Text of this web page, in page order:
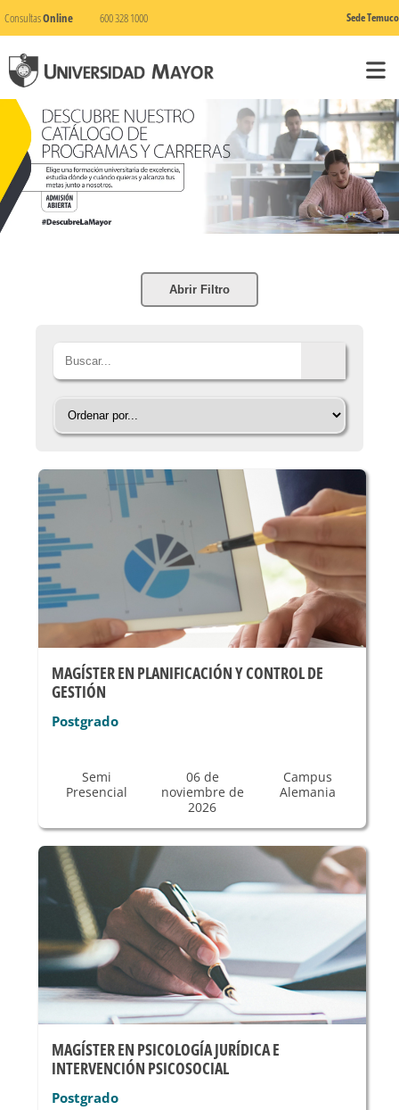
ConsultasOnline 600 328 1000 Sede Temuco
Abrir Filtro
MAGÍSTER EN PLANIFICACIÓN Y CONTROL DE
GESTIÓN
Postgrado
Semi
Presencial
06 de
noviembre de
2026
Campus
Alemania
MAGÍSTER EN PSICOLOGÍA JURÍDICA E
INTERVENCIÓN PSICOSOCIAL
Postgrado